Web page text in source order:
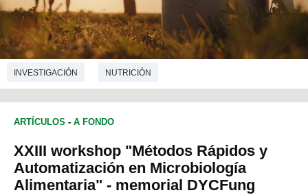
INVESTIGACIÓN NUTRICIÓN
ARTÍCULOS - A FONDO
XXIII workshop "Métodos Rápidos y
Automatización en Microbiología
Alimentaria" - memorial DYCFung